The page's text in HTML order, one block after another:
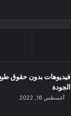
فيديوهات بدون حقوق
الجودة
أغسطس 16, 2022